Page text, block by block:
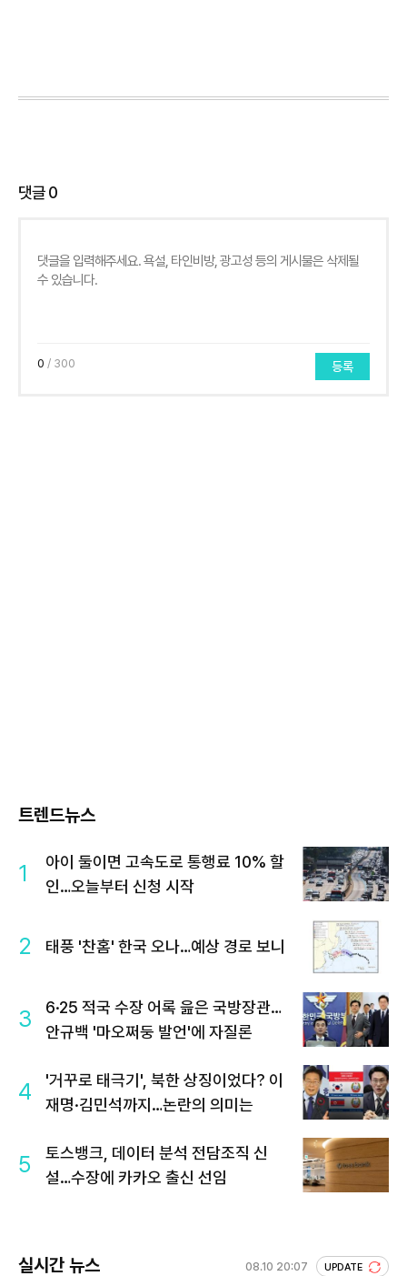
댓글0
0 / 300 등록
트렌드뉴스
1
아이 둘이면 고속도로 통행료 10% 할
인…오늘부터 신청 시작
2 태풍 '찬홈' 한국 오나…예상 경로 보니
3
6·25 적국 수장 어록 읊은 국방장관…
안규백 '마오쩌둥 발언'에 자질론
4
'거꾸로 태극기', 북한 상징이었다? 이
재명·김민석까지…논란의 의미는
5
토스뱅크, 데이터 분석 전담조직 신
설…수장에 카카오 출신 선임
실시간 뉴스 08.10 20:07 UPDATE